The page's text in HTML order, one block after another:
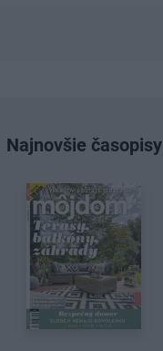
Najnovšie časopisy